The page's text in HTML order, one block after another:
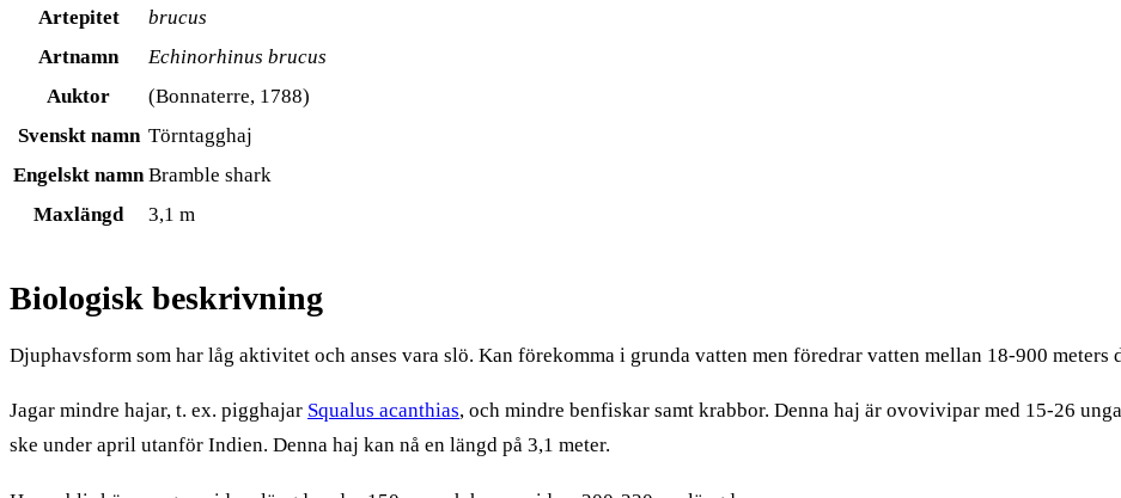
Artepitet
brucus
Artnamn
Echinorhinus brucus
Auktor
(Bonnaterre, 1788)
Svenskt namn Törntagghaj
Engelskt namn Bramble shark
Maxlängd
3,1 m
Biologisk beskrivning
Djuphavsform som har låg aktivitet och anses vara slö. Kan förekomma i grunda vatten men föredrar vatten mellan 18-900 meters
Jagar mindre hajar, t. ex. pigghajar Squalus acanthias, och mindre benfiskar samt krabbor. Denna haj är ovovivipar med 15-26
ske under april utanför Indien. Denna haj kan nå en längd på 3,1 meter.